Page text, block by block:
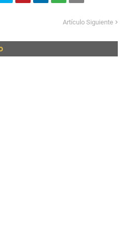
Artículo Siguiente